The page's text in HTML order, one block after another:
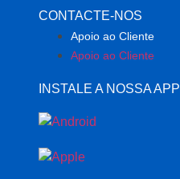
CONTACTE-NOS
Apoio ao Cliente
Apoio ao Cliente
INSTALE A NOSSA APP